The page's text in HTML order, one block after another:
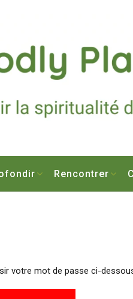
Rencontrer
votre mot de passe ci-